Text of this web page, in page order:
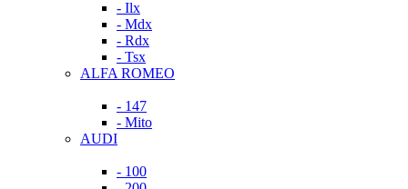
- Ilx
- Mdx
- Rdx
- Tsx
ALFA ROMEO
- 147
- Mito
AUDI
- 100